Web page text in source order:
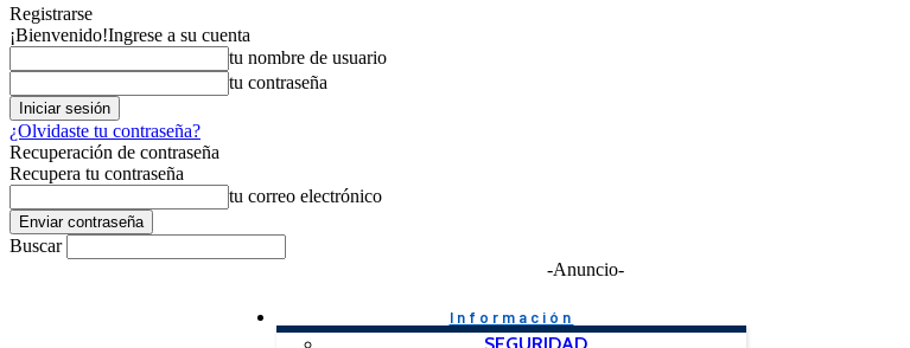
Registrarse
¡Bienvenido!Ingrese a su cuenta
tu nombre de usuario
tu contraseña
¿Olvidaste tu contraseña?
Recuperación de contraseña
Recupera tu contraseña
tu correo electrónico
Buscar
-Anuncio-
Información